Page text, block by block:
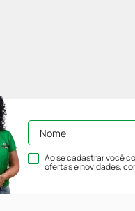
Ao se cadastrar você
ofertas e novidades,